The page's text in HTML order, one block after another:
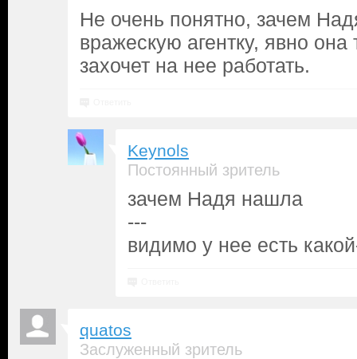
Не очень понятно, зачем
вражескую агентку, явно она
захочет на нее работать.
Keynols
Постоянный зритель
зачем Надя нашла
---
видимо у нее есть
quatos
Заслуженный зритель